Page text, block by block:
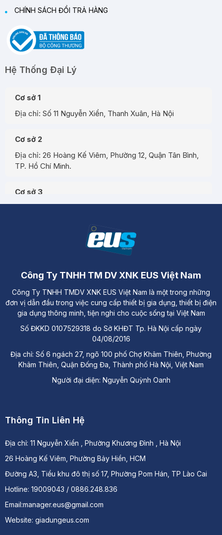
CHÍNH SÁCH ĐỔI TRẢ HÀNG
Hệ Thống Đại Lý
Cơ sở 1
Địa chỉ: Số 11 Nguyễn Xiển, Thanh Xuân, Hà Nội
Cơ sở 2
Địa chỉ: 26 Hoàng Kế Viêm, Phường 12, Quận Tân Bình,
TP. Hồ Chí Minh.
Cơ sở 3
Thông Tin Liên Hệ
Địa chỉ: 11 Nguyễn Xiển , Phường Khương Đình , Hà Nội
26 Hoàng Kế Viêm, Phường Bảy Hiền, HCM
Đường A3, Tiểu khu đô thị số 17, Phường Pom Hán, TP Lào Cai
Hotline: 19009043 / 0886.248.836
Email:manager.eus@gmail.com
Website: giadungeus.com
Công Ty TNHH TM DV XNK EUS Việt Nam
Công Ty TNHH TMDV XNK EUS Việt Nam là một trong những
đơn vị dẫn đầu trong việc cung cấp thiết bị gia dụng, thiết bị điện
gia dụng thông minh, tiện nghi cho cuộc sống tại Việt Nam
Số ĐKKD 0107529318 do Sở KHĐT Tp. Hà Nội cấp ngày
04/08/2016
Địa chỉ: Số 6 ngách 27, ngõ 100 phố Chợ Khâm Thiên, Phường
Khâm Thiên, Quận Đống Đa, Thành phố Hà Nội, Việt Nam
Người đại diện: Nguyễn Quỳnh Oanh